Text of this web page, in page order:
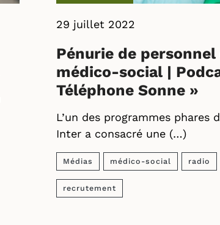
29 juillet 2022
Pénurie de personnel
médico-social |
Téléphone Sonne »
L’un des programmes phares
Inter a consacré une (…)
Médias médico-social radio
recrutement